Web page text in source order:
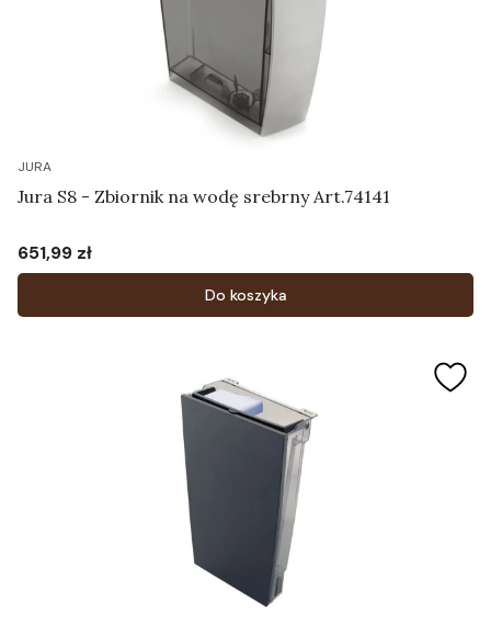
JURA
Jura S8 - Zbiornik na wodę srebrny Art.74141
Cena
651,99 zł
Do koszyka